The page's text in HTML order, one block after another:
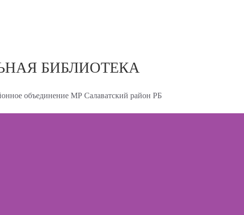
БИБЛИОТЕКА
объединение МР Салаватский район РБ